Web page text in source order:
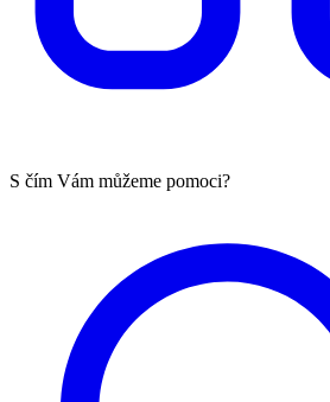
S čím Vám můžeme pomoci?